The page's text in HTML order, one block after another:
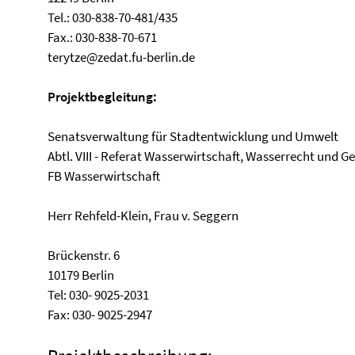
Tel.: 030-838-70-481/435
Fax.: 030-838-70-671
terytze@zedat.fu-berlin.de
Projektbegleitung:
Senatsverwaltung für Stadtentwicklung und Umwelt
Abtl. VIII - Referat Wasserwirtschaft, Wasserrecht und
FB Wasserwirtschaft
Herr Rehfeld-Klein, Frau v. Seggern
Brückenstr. 6
10179 Berlin
Tel: 030- 9025-2031
Fax: 030- 9025-2947